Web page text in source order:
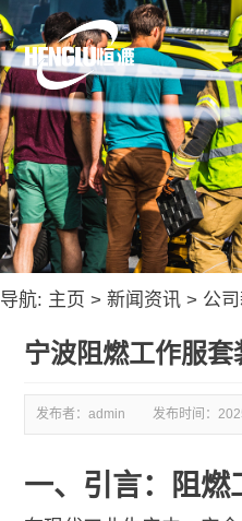
导航: 主页 > 新闻资讯 > 公
宁波阻燃工作服套
发布者：admin 发布时间：
一、引言：阻燃